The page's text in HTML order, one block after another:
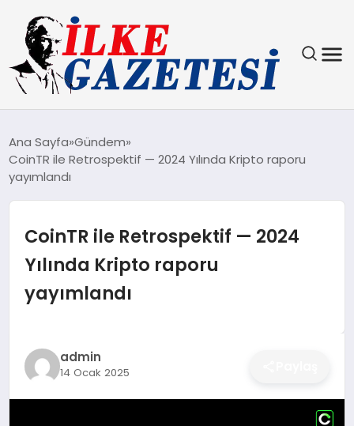
TEKNOLOJI
MAGAZIN
DÜNYA
Ana Sayfa Gündem
CoinTR ile Retrospektif — 2024 Yılında Kripto raporu
yayımlandı
CoinTR ile Retrospektif — 2024
Yılında Kripto raporu
yayımlandı
admin
14 Ocak 2025